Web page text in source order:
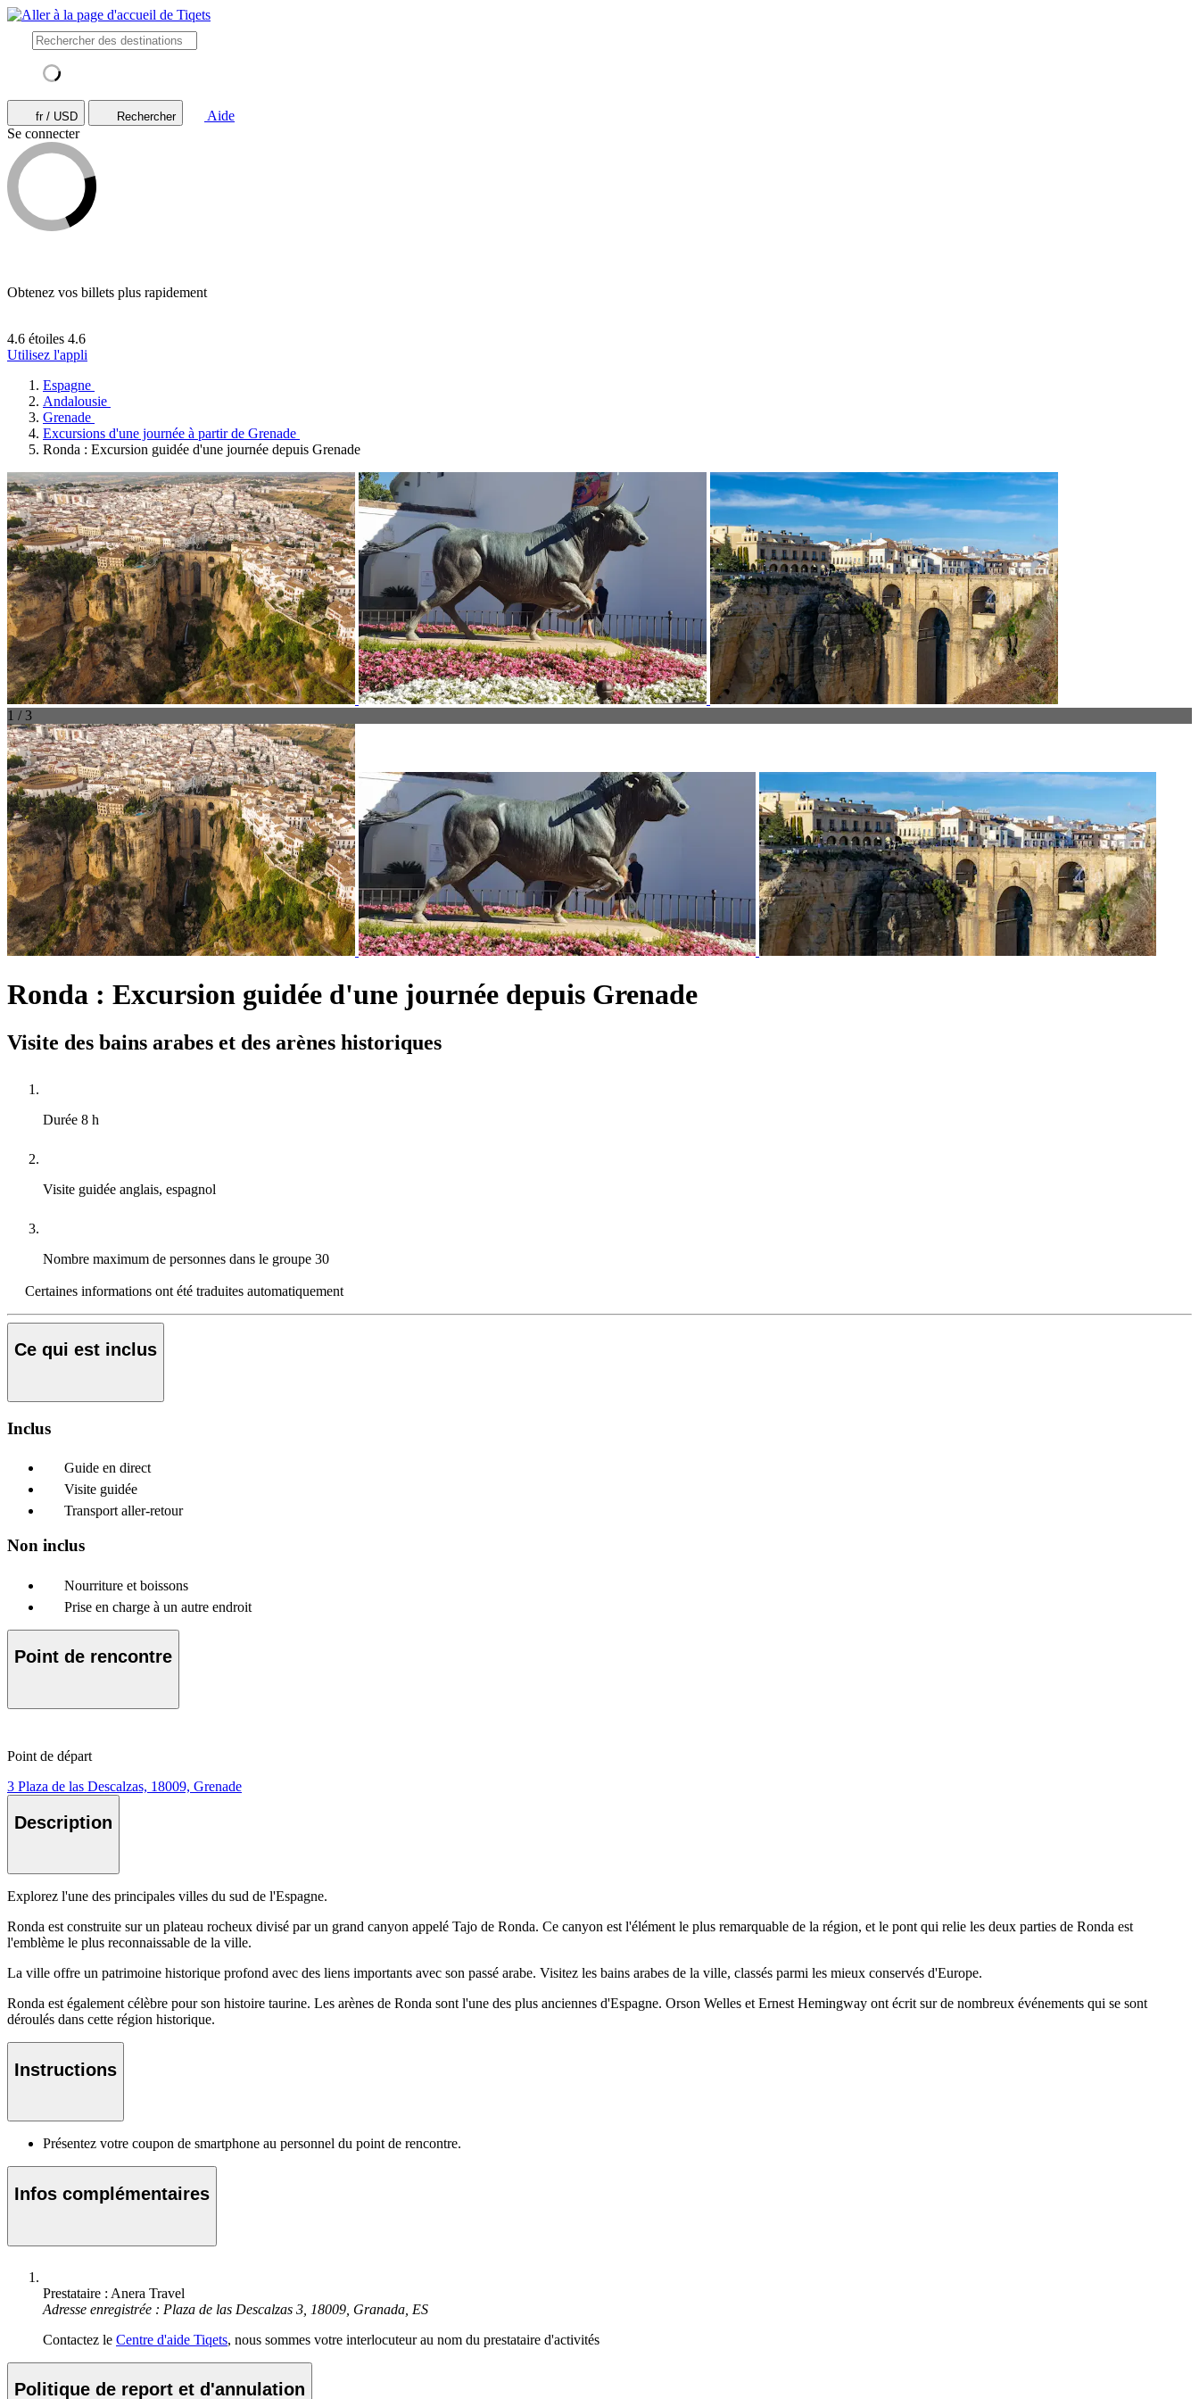
fr / USD Rechercher
Aide
Se connecter
Obtenez vos billets plus rapidement
4.6 étoiles 4.6
Utilisez l'appli
Espagne
Andalousie
Grenade
Excursions d'une journée à partir de Grenade
Ronda : Excursion guidée d'une journée depuis Grenade
1 / 3
Ronda : Excursion guidée d'une journée depuis Grenade
Visite des bains arabes et des arènes historiques
Durée 8 h
Visite guidée anglais, espagnol
Nombre maximum de personnes dans le groupe 30
Certaines informations ont été traduites automatiquement
Ce qui est inclus
Inclus
Guide en direct
Visite guidée
Transport aller-retour
Non inclus
Nourriture et boissons
Prise en charge à un autre endroit
Point de rencontre
Point de départ
3 Plaza de las Descalzas, 18009, Grenade
Description
Explorez l'une des principales villes du sud de l'Espagne.
Ronda est construite sur un plateau rocheux divisé par un grand canyon appelé Tajo de Ronda. Ce canyon est l'élément le plus remarquable de la région, et le pont qui relie les deux parties de Ronda est
l'emblème le plus reconnaissable de la ville.
La ville offre un patrimoine historique profond avec des liens importants avec son passé arabe. Visitez les bains arabes de la ville, classés parmi les mieux conservés d'Europe.
Ronda est également célèbre pour son histoire taurine. Les arènes de Ronda sont l'une des plus anciennes d'Espagne. Orson Welles et Ernest Hemingway ont écrit sur de nombreux événements qui se sont
déroulés dans cette région historique.
Instructions
Présentez votre coupon de smartphone au personnel du point de rencontre.
Infos complémentaires
Prestataire : Anera Travel
Adresse enregistrée : Plaza de las Descalzas 3, 18009, Granada, ES
Contactez le Centre d'aide Tiqets, nous sommes votre interlocuteur au nom du prestataire d'activités
Politique de report et d'annulation